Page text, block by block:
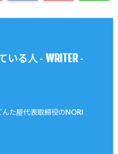
いる人 - WRITER-
た屋代表取締役のNORI